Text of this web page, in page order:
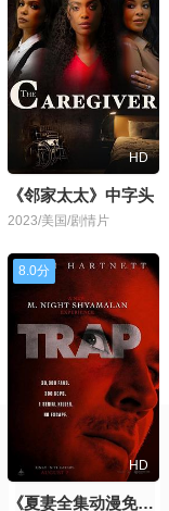
HD
《邻家太太》中字头
2023/美国/剧情片
8.0分
HD
《夏妻全集动漫免费观看最新章节更新》BD